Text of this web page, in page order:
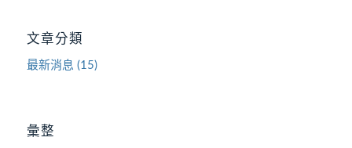
文章分類
最新消息 (15)
彙整